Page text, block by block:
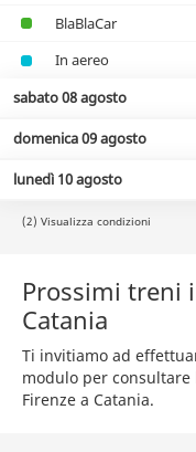
BlaBlaCar
In aereo
sabato 08 agosto
domenica 09 agosto
lunedì 10 agosto
(2) Visualizza condizioni
Prossimi treni
Catania
Ti invitiamo ad
modulo per
Firenze a Catania.